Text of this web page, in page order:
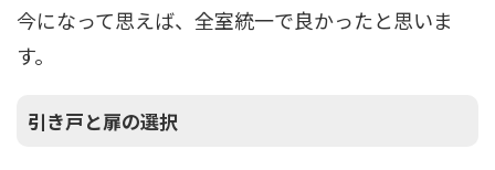
今になって思えば、全室統一で良かったと思いま
す。
引き戸と扉の選択